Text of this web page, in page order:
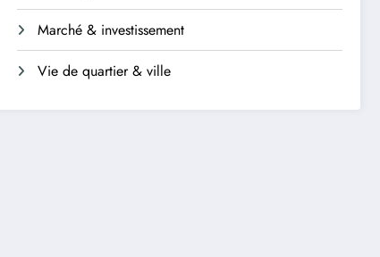
Marché & investissement
Vie de quartier & ville